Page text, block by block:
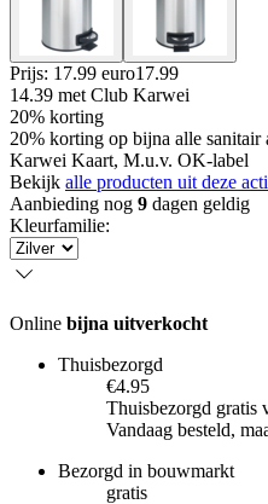
Prijs: 17.99 euro17.99
14.39 met Club Karwei
20% korting
20% korting op bijna alle sanitair
Karwei Kaart, M.u.v. OK-label
Bekijk alle producten uit deze
Aanbieding nog 9 dagen geldig
Kleurfamilie:
Online bijna uitverkocht
Thuisbezorgd
€4.95
Thuisbezorgd gratis
Vandaag besteld,
Bezorgd in bouwmarkt
gratis